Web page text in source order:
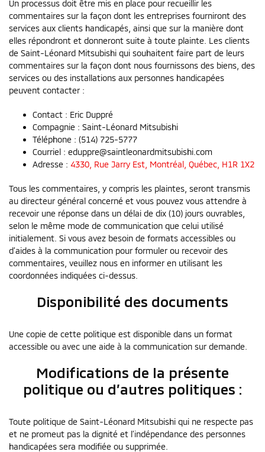
Un processus doit être mis en place pour recueillir les
commentaires sur la façon dont les entreprises fourniront des
services aux clients handicapés, ainsi que sur la manière dont
elles répondront et donneront suite à toute plainte. Les clients
de Saint-Léonard Mitsubishi qui souhaitent faire part de leurs
commentaires sur la façon dont nous fournissons des biens, des
services ou des installations aux personnes handicapées
peuvent contacter :
Contact : Eric Duppré
Compagnie : Saint-Léonard Mitsubishi
Téléphone : (514) 725-5777
Courriel : eduppre@saintleonardmitsubishi.com
Adresse : 4330, Rue Jarry Est Montréal Québec H1R 1X2
Tous les commentaires, y compris les plaintes, seront transmis
au directeur général concerné et vous pouvez vous attendre à
recevoir une réponse dans un délai de dix (10) jours ouvrables,
selon le même mode de communication que celui utilisé
initialement. Si vous avez besoin de formats accessibles ou
d’aides à la communication pour formuler ou recevoir des
commentaires, veuillez nous en informer en utilisant les
coordonnées indiquées ci-dessus.
Disponibilité des documents
Une copie de cette politique est disponible dans un format
accessible ou avec une aide à la communication sur demande.
Modifications de la présente
politique ou d’autres politiques :
Toute politique de Saint-Léonard Mitsubishi qui ne respecte pas
et ne promeut pas la dignité et l’indépendance des personnes
handicapées sera modifiée ou supprimée.